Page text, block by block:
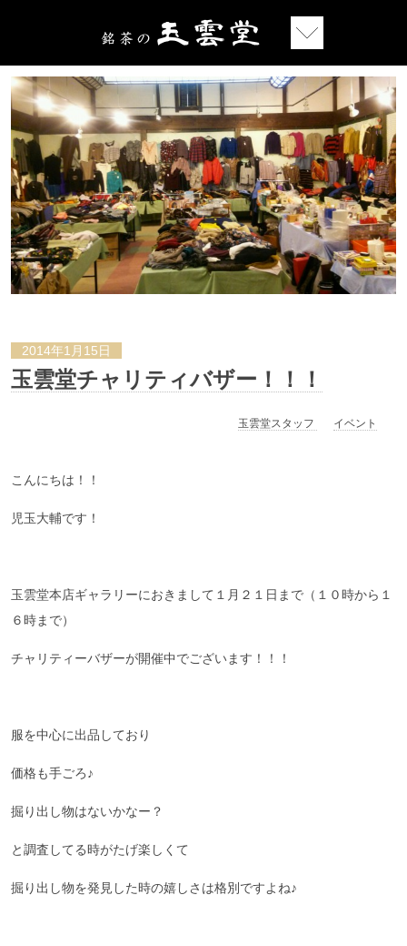
2014年1月15日
玉雲堂チャリティバザー！！！
玉雲堂スタッフ イベント
こんにちは！！
児玉大輔です！
玉雲堂本店ギャラリーにおきまして１月２１日まで（１０時から１
６時まで）
チャリティーバザーが開催中でございます！！！
服を中心に出品しており
価格も手ごろ♪
掘り出し物はないかなー？
と調査してる時がたげ楽しくて
掘り出し物を発見した時の嬉しさは格別ですよね♪